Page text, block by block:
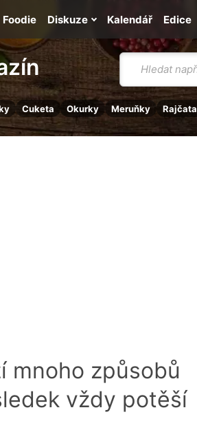
Vyhledávání
Cuketa Okurky Meruňky Rajčata
Kalendář
Foodie Diskuze Edice
mnoho způsobů
vždy potěší